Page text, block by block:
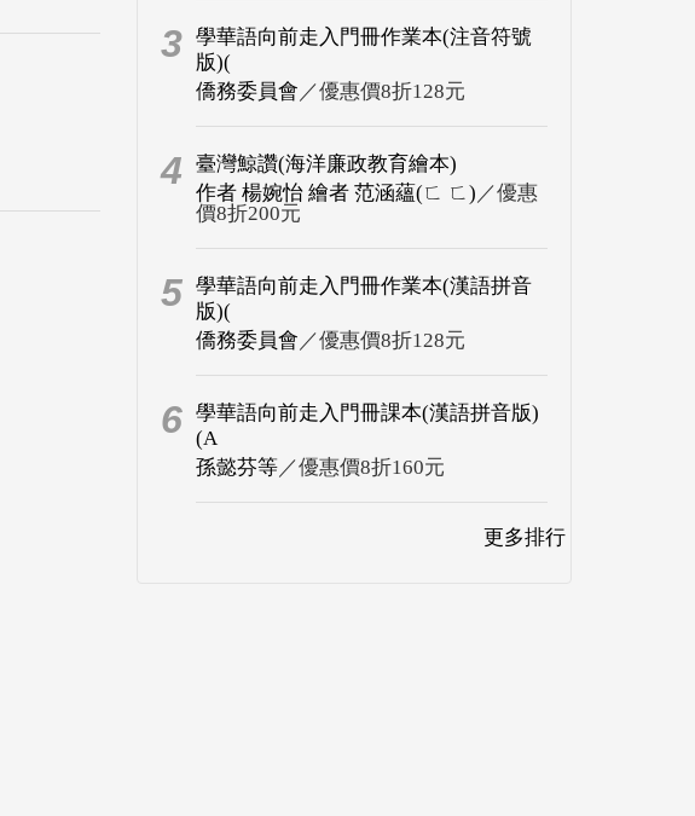
3 學華語向前走入門冊作業本(注音符號
版)(
僑務委員會 ／優惠價8折128元
4
臺灣鯨讚(海洋廉政教育繪本)
作者 楊婉怡 繪者 范涵蘊(ㄈ ㄈ) ／優惠
價8折200元
5 學華語向前走入門冊作業本(漢語拼音
版)(
僑務委員會 ／優惠價8折128元
6 學華語向前走入門冊課本(漢語拼音版)
(A
孫懿芬等／優惠價8折160元
更多排行